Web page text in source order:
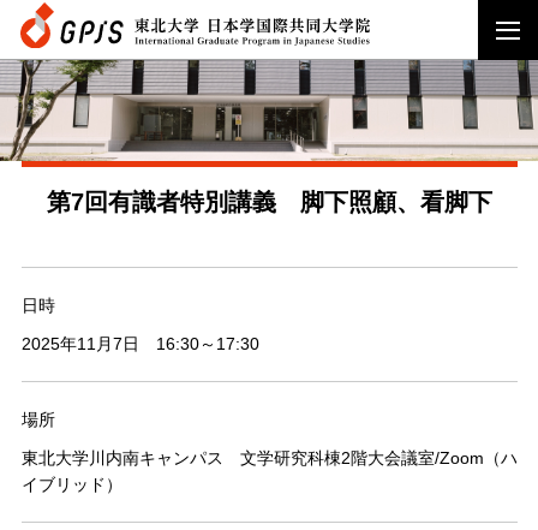
第7回有識者特別講義 脚下照顧、看脚下
日時
2025年11月7日 16:30～17:30
場所
東北大学川内南キャンパス 文学研究科棟2階大会議室/Zoom（ハ
イブリッド）